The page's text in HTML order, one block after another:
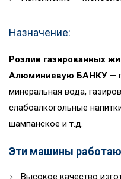
Назначение:
Розлив газированных
Алюминиевую БАНКУ—
минеральная вода,
слабоалкогольные
шампанское и т.д.
Эти машины
Высокое качество